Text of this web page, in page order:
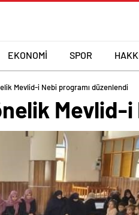
EKONOMİ SPOR
Mevlid-i Nebi programı düzenlendi
Mevlid-